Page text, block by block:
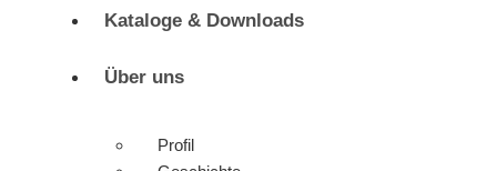
Kataloge & Downloads
Über uns
Profil